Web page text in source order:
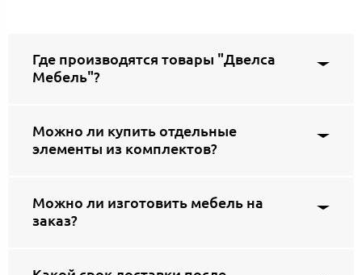
Где производятся товары "Двелса
Мебель"?
Можно ли купить отдельные
элементы из комплектов?
Можно ли изготовить мебель на
заказ?